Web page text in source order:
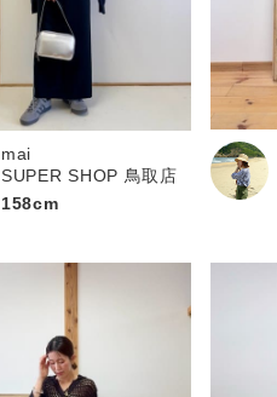
mai
SUPER SHOP 鳥取店
158cm